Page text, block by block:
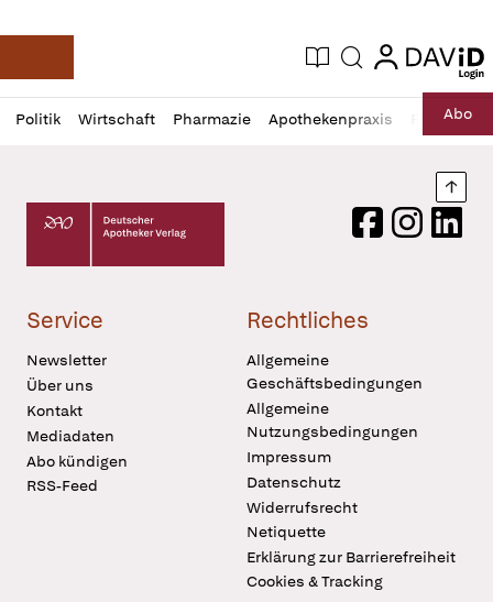
Deutsche Apotheker Zeitung
Aktuelle Ausgabe
Suche login
login
Politik Wirtschaft Pharmazie Apothekenpraxis RechtAbo
Profil
öffnen
Daz
Pur
Deutscher Apotheker Verlag Logo
FacebookInstagram
Service
Newsletter
Über uns
Kontakt
Mediadaten
Abo kündigen
RSS-Feed
Rechtliches
Allgemeine
Geschäftsbedingungen
Allgemeine
Nutzungsbedingungen
Impressum
Datenschutz
Widerrufsrecht
Netiquette
Erklärung zur Barrierefreiheit
Cookies & Tracking